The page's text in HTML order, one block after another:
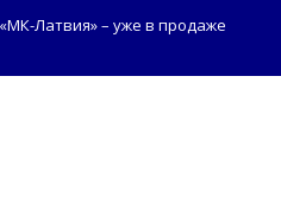
Латвия» – уже в продаже